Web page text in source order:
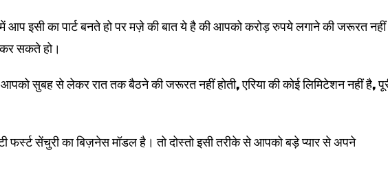
का पार्ट बनते हो पर मज़े की बात ये है की आपको करोड़ रुपये लगाने की जरूरत नहीं
सकते हो।
सुबह से लेकर रात तक बैठने की जरूरत नहीं होती, एरिया की कोई लिमिटेशन नहीं है,
फर्स्ट सेंचुरी का बिज़नेस मॉडल है। तो दोस्तो इसी तरीके से आपको बड़े प्यार से अपने